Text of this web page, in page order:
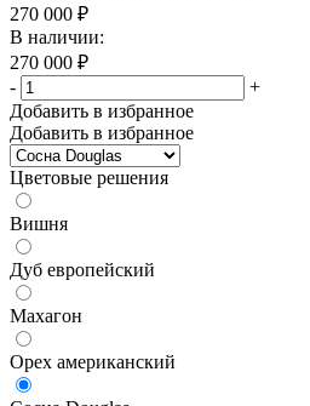
270 000 ₽
В наличии:
270 000 ₽
-
+
Добавить в избранное
Добавить в избранное
Цветовые решения
Вишня
Дуб европейский
Махагон
Орех американский